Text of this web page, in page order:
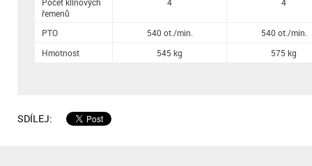
řemenů
PTO
Hmotnost
540 ot./min.
540 ot./min.
545 kg
575 kg
SDÍLEJ: